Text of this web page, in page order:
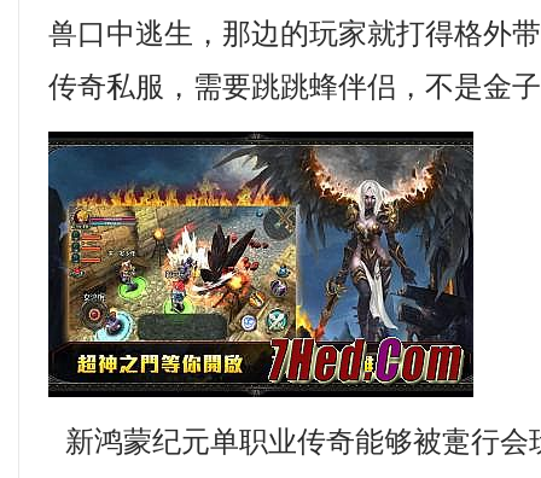
兽口中逃生，那边的玩家就打得格外
传奇私服，需要跳跳蜂伴侣，不是金
新鸿蒙纪元单职业传奇能够被疐行会